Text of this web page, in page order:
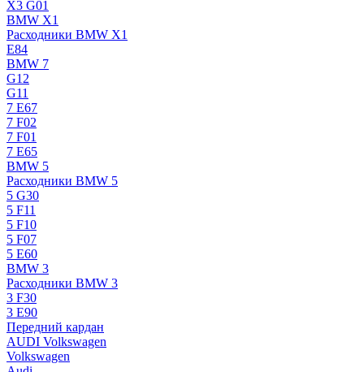
X3 G01
BMW X1
Расходники BMW X1
E84
BMW 7
G12
G11
7 Е67
7 F02
7 F01
7 E65
BMW 5
Расходники BMW 5
5 G30
5 F11
5 F10
5 F07
5 E60
BMW 3
Расходники BMW 3
3 F30
3 E90
Передний кардан
AUDI Volkswagen
Volkswagen